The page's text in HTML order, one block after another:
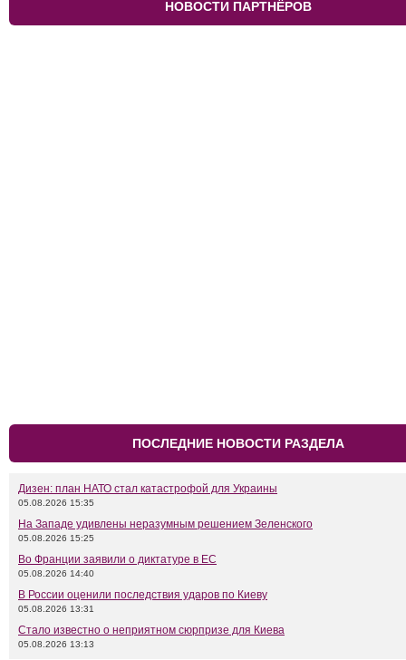
НОВОСТИ ПАРТНЁРОВ
ПОСЛЕДНИЕ НОВОСТИ РАЗДЕЛА
Дизен: план НАТО стал катастрофой для Украины
05.08.2026 15:35
На Западе удивлены неразумным решением Зеленского
05.08.2026 15:25
Во Франции заявили о диктатуре в ЕС
05.08.2026 14:40
В России оценили последствия ударов по Киеву
05.08.2026 13:31
Стало известно о неприятном сюрпризе для Киева
05.08.2026 13:13